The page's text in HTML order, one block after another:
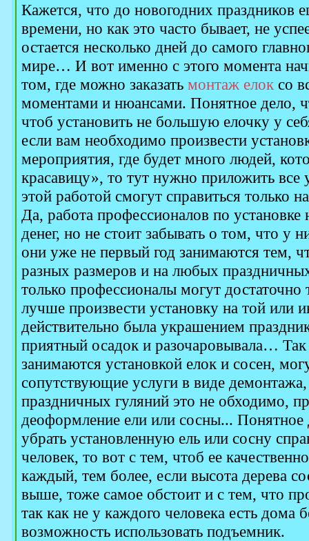
Кажется, что до новогодних праздников
времени, но как это часто бывает, не
остается несколько дней до самого
мире… И вот именно с этого момента
том, где можно заказать монтаж елок со
моментами и нюансами. Понятное дело,
чтоб установить не большую елочку у
если вам необходимо произвести
мероприятия, где будет много людей,
красавицу», то тут нужно приложить все
этой работой смогут справиться только
Да, работа профессионалов по установке
денег, но не стоит забывать о том, что у
они уже не первый год занимаются тем,
разных размеров и на любых
только профессионалы могут достаточно
лучше произвести установку на той или
действительно была украшением
приятный осадок и разочаровывала…
занимаются установкой елок и сосен,
сопутствующие услуги в виде
праздничных гуляний это не обходимо,
деоформление ели или сосны... Понятное
убрать установленную ель или сосну
человек, то вот с тем, чтоб ее
каждый, тем более, если высота дерева
выше, тоже самое обстоит и с тем, что
так как не у каждого человека есть дома
возможность использовать подъемник.